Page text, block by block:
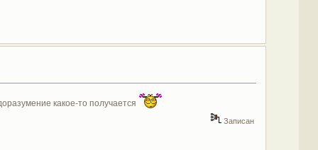
какое-то получается
Записан